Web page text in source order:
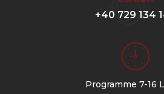
+40 729 134
Programme 7-16